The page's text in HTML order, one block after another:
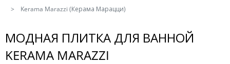
Kerama Marazzi (Керама Марацци)
МОДНАЯ ПЛИТКА ДЛЯ ВАННОЙ
KERAMA MARAZZI